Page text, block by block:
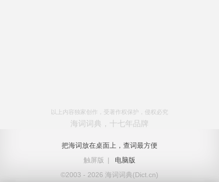
以上内容独家创作，受著作权保护，侵权必究
海词词典，十七年品牌
把海词放在桌面上，查词最方便
触屏版
|
电脑版
©2003 - 2026 海词词典(Dict.cn)